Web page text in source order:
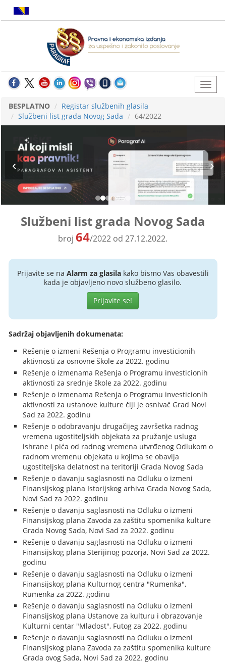
BESPLATNO
Registar službenih glasila
Službeni list grada Novog Sada
64/2022
Službeni list grada Novog Sada
broj64/2022 od 27.12.2022.
Prijavite se na Alarm za glasilakako bismo Vas obavestili
kada je objavljeno novo službeno glasilo.
Prijavite se!
Sadržaj objavljenih dokumenata:
Rešenje o izmeni Rešenja o Programu investicionih
aktivnosti za osnovne škole za 2022. godinu
Rešenje o izmenama Rešenja o Programu investicionih
aktivnosti za srednje škole za 2022. godinu
Rešenje o izmenama Rešenja o Programu investicionih
aktivnosti za ustanove kulture čiji je osnivač Grad Novi
Sad za 2022. godinu
Rešenje o odobravanju drugačijeg završetka radnog
vremena ugostiteljskih objekata za pružanje usluga
ishrane i pića od radnog vremena utvrđenog Odlukom o
radnom vremenu objekata u kojima se obavlja
ugostiteljska delatnost na teritoriji Grada Novog Sada
Rešenje o davanju saglasnosti na Odluku o izmeni
Finansijskog plana Istorijskog arhiva Grada Novog Sada,
Novi Sad za 2022. godinu
Rešenje o davanju saglasnosti na Odluku o izmeni
Finansijskog plana Zavoda za zaštitu spomenika kulture
Grada Novog Sada, Novi Sad za 2022. godinu
Rešenje o davanju saglasnosti na Odluku o izmeni
Finansijskog plana Sterijinog pozorja, Novi Sad za 2022.
godinu
Rešenje o davanju saglasnosti na Odluku o izmeni
Finansijskog plana Kulturnog centra "Rumenka",
Rumenka za 2022. godinu
Rešenje o davanju saglasnosti na Odluku o izmeni
Finansijskog plana Ustanove za kulturu i obrazovanje
Kulturni centar "Mladost", Futog za 2022. godinu
Rešenje o davanju saglasnosti na Odluku o izmeni
Finansijskog plana Zavoda za zaštitu spomenika kulture
Grada ovog Sada, Novi Sad za 2022. godinu